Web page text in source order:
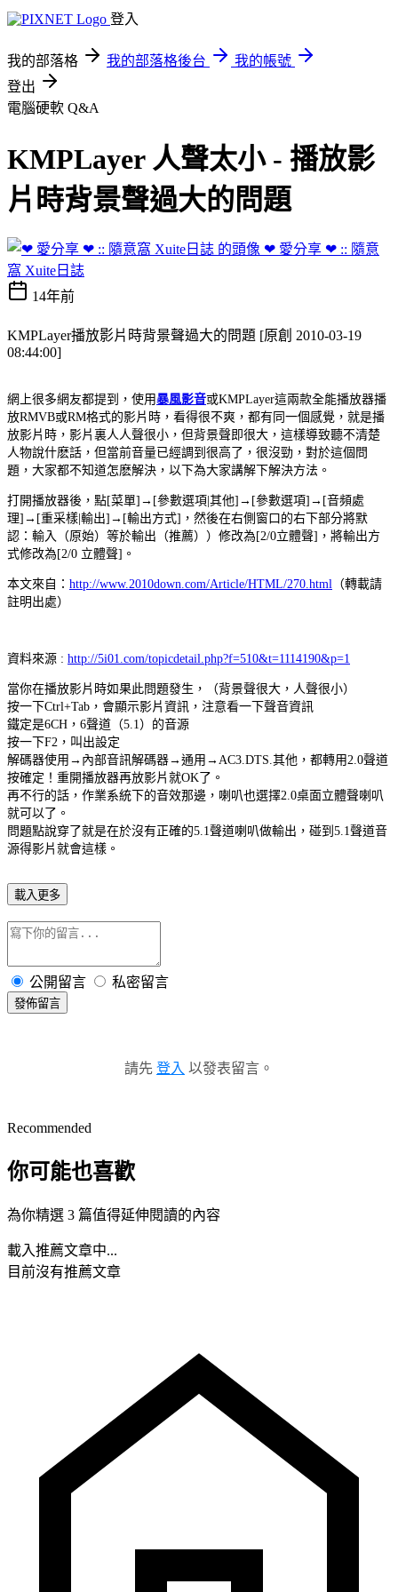
登入
我的部落格 我的部落格後台
我的帳號
登出
電腦硬軟 Q&A
KMPLayer 人聲太小 - 播放影
片時背景聲過大的問題
❤ 愛分享 ❤ :: 隨意
窩 Xuite日誌
14年前
KMPLayer播放影片時背景聲過大的問題 [原創 2010-03-19
08:44:00]
網上很多網友都提到，使用暴風影音或KMPLayer這兩款全能播放器播
放RMVB或RM格式的影片時，看得很不爽，都有同一個感覺，就是播
放影片時，影片裏人人聲很小，但背景聲即很大，這樣導致聽不清楚
人物說什麽話，但當前音量已經調到很高了，很沒勁，對於這個問
題，大家都不知道怎麽解決，以下為大家講解下解決方法。
打開播放器後，點[菜單]→[參數選項|其他]→[參數選項]→[音頻處
理]→[重采樣|輸出]→[輸出方式]，然後在右側窗口的右下部分將默
認：輸入（原始）等於輸出（推薦））修改為[2/0立體聲]，將輸出方
式修改為[2/0 立體聲]。
本文來自： http://www.2010down.com/Article/HTML/270.html
（轉載請
註明出處）
資料來源 : http://5i01.com/topicdetail.php?f=510&t=1114190&p=1
當你在播放影片時如果此問題發生，（背景聲很大，人聲很小）
按一下Ctrl+Tab，會顯示影片資訊，注意看一下聲音資訊
鐵定是6CH，6聲道（5.1）的音源
按一下F2，叫出設定
解碼器使用→內部音訊解碼器→通用→AC3.DTS.其他，都轉用2.0聲道
按確定！重開播放器再放影片就OK了。
再不行的話，作業系統下的音效那邊，喇叭也選擇2.0桌面立體聲喇叭
就可以了。
問題點說穿了就是在於沒有正確的5.1聲道喇叭做輸出，碰到5.1聲道音
源得影片就會這樣。
載入更多
公開留言 私密留言
發佈留言
請先 登入 以發表留言。
Recommended
你可能也喜歡
為你精選 3 篇值得延伸閱讀的內容
載入推薦文章中...
目前沒有推薦文章